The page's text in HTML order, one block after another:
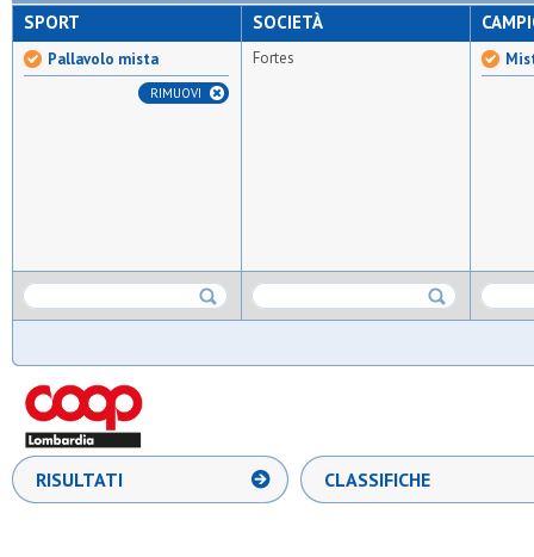
SPORT
Pallavolo mista
RIMUOVI
SOCIETÀ
Fortes
RISULTATI CLASSIFICHE